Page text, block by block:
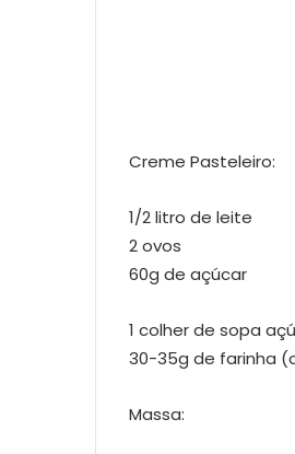
Creme Pasteleiro:
1/2 litro de leite
2 ovos
60g de açúcar
1 colher de sopa
30-35g de farinha
Massa: